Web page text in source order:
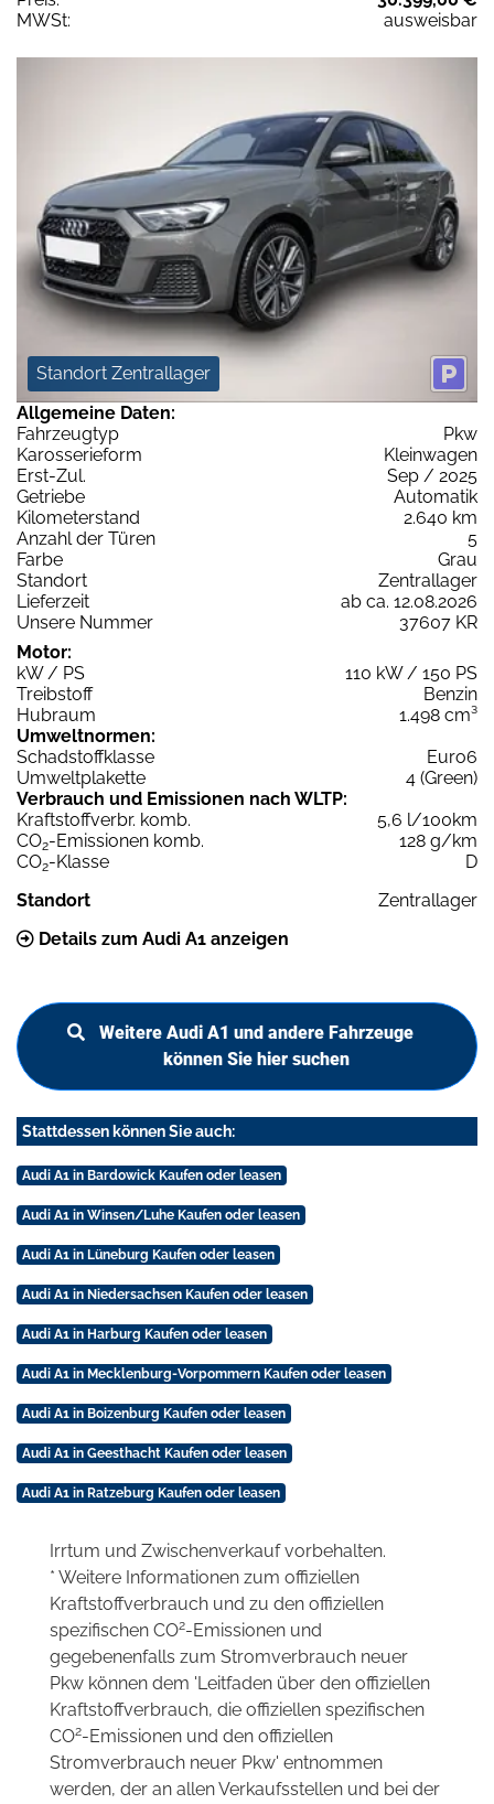
MWSt:
ausweisbar
Standort Zentrallager
Allgemeine Daten:
Fahrzeugtyp
Pkw
Karosserieform
Kleinwagen
Erst-Zul.
Sep / 2025
Getriebe
Automatik
Kilometerstand
2.640 km
Anzahl der Türen
5
Farbe
Grau
Standort
Zentrallager
Lieferzeit
ab ca. 12.08.2026
Unsere Nummer
37607 KR
Motor:
kW / PS
110 kW / 150 PS
Treibstoff
Benzin
Hubraum
1.498 cm³
Umweltnormen:
Schadstoffklasse
Euro6
Umweltplakette
4 (Green)
Verbrauch und Emissionen nach WLTP:
Kraftstoffverbr. komb.
5,6 l/100km
CO2-Emissionen komb.
128 g/km
CO2-Klasse
D
Standort
Zentrallager
Details zum Audi A1 anzeigen
Weitere Audi A1 und andere Fahrzeuge
können Sie hier suchen
Stattdessen können Sie auch:
Audi A1 in Bardowick Kaufen oder leasen
Audi A1 in Winsen/Luhe Kaufen oder leasen
Audi A1 in Lüneburg Kaufen oder leasen
Audi A1 in Niedersachsen Kaufen oder leasen
Audi A1 in Harburg Kaufen oder leasen
Audi A1 in Mecklenburg-Vorpommern Kaufen oder leasen
Audi A1 in Boizenburg Kaufen oder leasen
Audi A1 in Geesthacht Kaufen oder leasen
Audi A1 in Ratzeburg Kaufen oder leasen
Irrtum und Zwischenverkauf vorbehalten.
* Weitere Informationen zum offiziellen
Kraftstoffverbrauch und zu den offiziellen
spezifischen CO2-Emissionen und
gegebenenfalls zum Stromverbrauch neuer
Pkw können dem 'Leitfaden über den offiziellen
Kraftstoffverbrauch, die offiziellen spezifischen
CO2-Emissionen und den offiziellen
Stromverbrauch neuer Pkw' entnommen
werden, der an allen Verkaufsstellen und bei der